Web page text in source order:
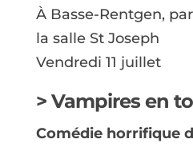
À Basse-Rentgen,
la salle St Joseph
Vendredi 11 juillet
> Vampires en
Comédie horrifique